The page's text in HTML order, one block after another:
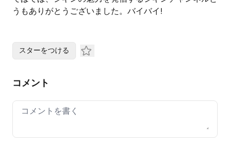
うもありがとうございました。バイバイ!
スターをつける
コメント
Your comment